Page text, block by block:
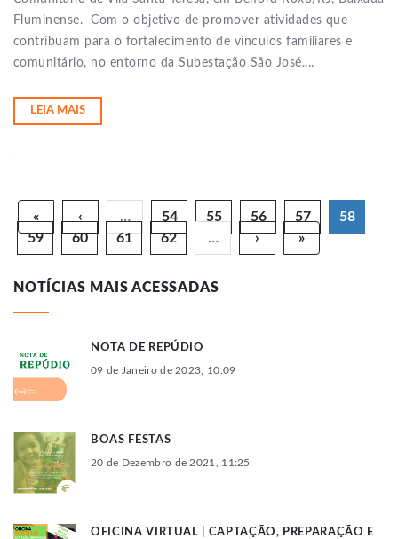
Fluminense. Com o objetivo de promover atividades que
contribuam para o fortalecimento de vínculos familiares e
comunitário, no entorno da Subestação São José....
LEIA MAIS
« ‹ … 54 55 56 57
58
59
60 61 62 … › »
NOTÍCIAS MAIS ACESSADAS
NOTA DE REPÚDIO
09 de Janeiro de 2023, 10:09
BOAS FESTAS
20 de Dezembro de 2021, 11:25
OFICINA VIRTUAL | CAPTAÇÃO, PREPARAÇÃO E